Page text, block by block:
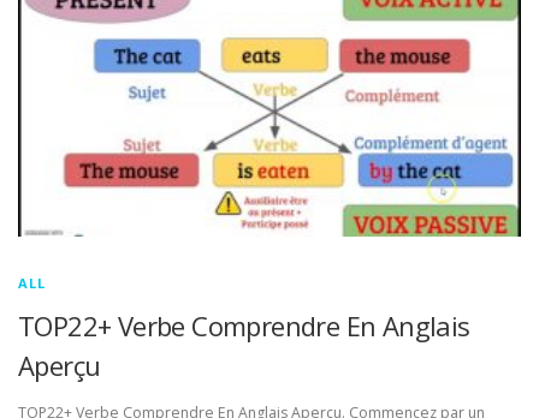
ALL
TOP22+ Verbe Comprendre En Anglais
Aperçu
TOP22+ Verbe Comprendre En Anglais Aperçu. Commencez par un